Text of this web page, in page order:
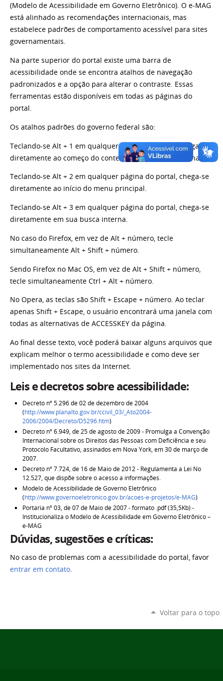
(Modelo de Acessibilidade em Governo Eletrônico). O e-MAG
está alinhado as recomendações internacionais, mas
estabelece padrões de comportamento acessível para sites
governamentais.
Na parte superior do portal existe uma barra de
acessibilidade onde se encontra atalhos de navegação
padronizados e a opção para alterar o contraste. Essas
ferramentas estão disponíveis em todas as páginas do
portal.
Os atalhos padrões do governo federal são:
Teclando-se Alt + 1 em qualquer página do portal, chega-se
diretamente ao começo do conteúdo principal da página.
Teclando-se Alt + 2 em qualquer página do portal, chega-se
diretamente ao início do menu principal.
Teclando-se Alt + 3 em qualquer página do portal, chega-se
diretamente em sua busca interna.
No caso do Firefox, em vez de Alt + número, tecle
simultaneamente Alt + Shift + número.
Sendo Firefox no Mac OS, em vez de Alt + Shift + número,
tecle simultaneamente Ctrl + Alt + número.
No Opera, as teclas são Shift + Escape + número. Ao teclar
apenas Shift + Escape, o usuário encontrará uma janela com
todas as alternativas de ACCESSKEY da página.
Ao final desse texto, você poderá baixar alguns arquivos que
explicam melhor o termo acessibilidade e como deve ser
implementado nos sites da Internet.
Leis e decretos sobre acessibilidade:
Decreto nº 5.296 de 02 de dezembro de 2004
(http://www.planalto.gov.br/ccivil_03/_Ato2004-
2006/2004/Decreto/D5296.htm)
Decreto nº 6.949, de 25 de agosto de 2009 - Promulga a Convenção
Internacional sobre os Direitos das Pessoas com Deficiência e seu
Protocolo Facultativo, assinados em Nova York, em 30 de março de
2007.
Decreto nº 7.724, de 16 de Maio de 2012 - Regulamenta a Lei No
12.527, que dispõe sobre o acesso a informações.
Modelo de Acessibilidade de Governo Eletrônico
(http://www.governoeletronico.gov.br/acoes-e-projetos/e-MAG)
Portaria nº 03, de 07 de Maio de 2007 - formato .pdf (35,5Kb) -
Institucionaliza o Modelo de Acessibilidade em Governo Eletrônico –
e-MAG
Dúvidas, sugestões e críticas:
No caso de problemas com a acessibilidade do portal, favor
entrar em contato.
Voltar para o topo